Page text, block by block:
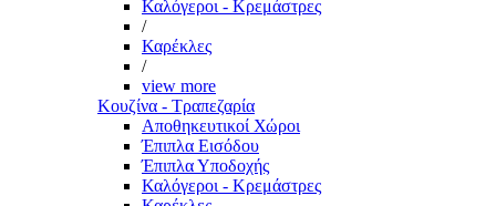
Καλόγεροι - Κρεμάστρες
/
Καρέκλες
/
view more
Κουζίνα - Τραπεζαρία
Αποθηκευτικοί Χώροι
Έπιπλα Εισόδου
Έπιπλα Υποδοχής
Καλόγεροι - Κρεμάστρες